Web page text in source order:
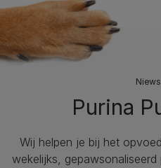
Purina
Wij helpen je bij het
wekelijks,